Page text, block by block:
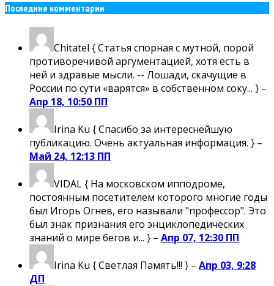
Последние комментарии
Chitatel { Статья спорная с мутной, порой
противоречивой аргументацией, хотя есть в
ней и здравые мысли. -- Лошади, скачущие в
России по сути «варятся» в собственном соку... } –
Апр 18, 10:50 ПП
Irina Ku { Спасибо за интереснейшую
публикацию. Очень актуальная информация. } –
Май 24, 12:13 ПП
VIDAL{ На московском ипподроме,
постоянным посетителем которого многие годы
был Игорь Огнев, его называли "профессор". Это
был знак признания его энциклопедических
знаний о мире бегов и... } – Апр 07, 12:30 ПП
Irina Ku { Светлая Память!!! } – Апр 03, 9:28
ДП